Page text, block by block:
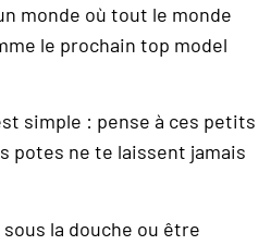
monde où tout le monde
le prochain top model
simple : pense à ces petits
potes ne te laissent jamais
la douche ou être